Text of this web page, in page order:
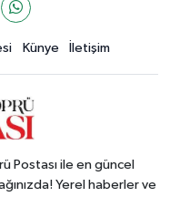
Künye İletişim
Postası ile en güncel
Yerel haberler ve